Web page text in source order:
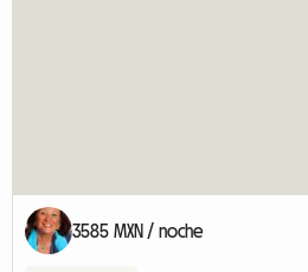
3585 MXN / noche